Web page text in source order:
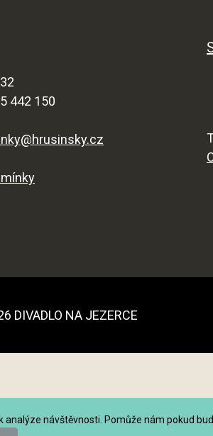
442 150
DIVADLO NA JEZERCE
návštěvnosti. Pomůže nám pokud